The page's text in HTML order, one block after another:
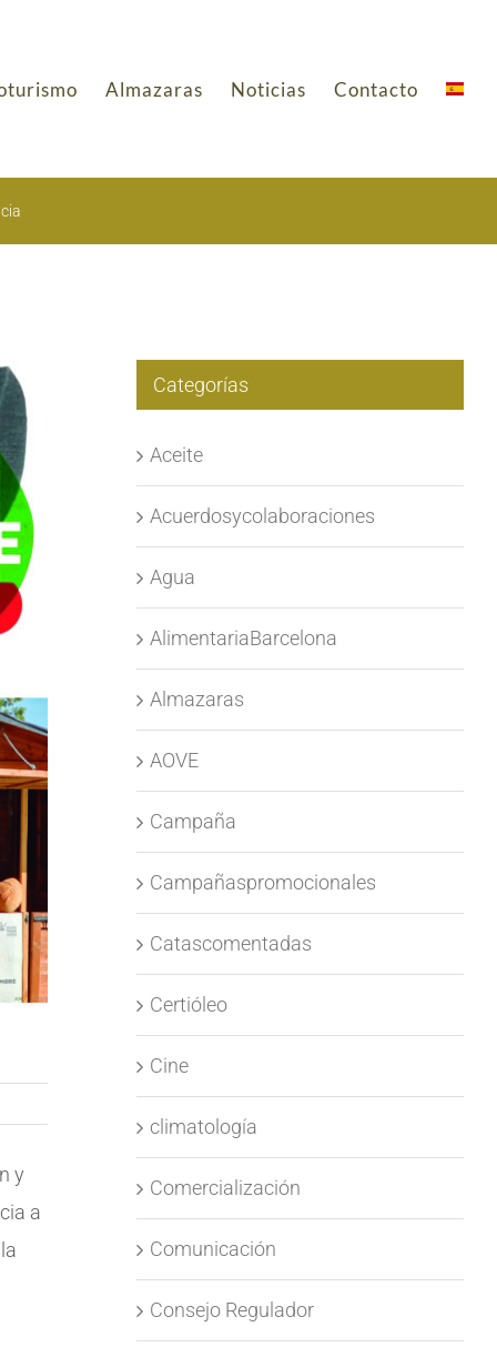
Almazaras Noticias Contacto
y
a
Categorías
Aceite
Acuerdosycolaboraciones
Agua
AlimentariaBarcelona
Almazaras
AOVE
Campaña
Campañaspromocionales
Catascomentadas
Certióleo
Cine
climatología
Comercialización
Comunicación
Consejo Regulador